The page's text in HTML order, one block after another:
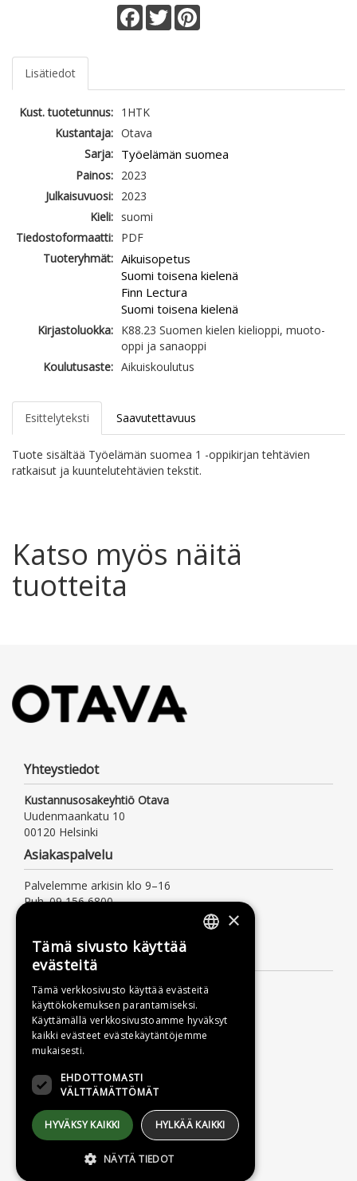
Facebook
Twitter
Lisätiedot
Kust. tuotetunnus: 1HTK
Kustantaja: Otava
Sarja: Työelämän suomea
Painos: 2023
Julkaisuvuosi: 2023
Kieli: suomi
Tiedostoformaatti: PDF
Tuoteryhmät: Aikuisopetus
Suomi toisena kielenä
Finn Lectura
Suomi toisena kielenä
Kirjastoluokka: K88.23 Suomen kielen kielioppi, muoto-
oppi ja sanaoppi
Koulutusaste: Aikuiskoulutus
Esittelyteksti Saavutettavuus
Tuote sisältää Työelämän suomea 1 -oppikirjan tehtävien
ratkaisut ja kuuntelutehtävien tekstit.
Katso myös näitä
tuotteita
Yhteystiedot
Kustannusosakeyhtiö Otava
Uudenmaankatu 10
00120 Helsinki
Asiakaspalvelu
Palvelemme arkisin klo 9–16
Puh. 09 156 6800
Lisätietoa
Toimitusehdot
Käyttöohjeet
Tietosuojaseloste
Saavutettavuusseloste
×
Tämä sivusto käyttää
evästeitä
Tämä verkkosivusto käyttää evästeitä
käyttökokemuksen parantamiseksi.
Käyttämällä verkkosivustoamme hyväksyt
kaikki evästeet evästekäytäntöjemme
mukaisesti.
EHDOTTOMASTI
VÄLTTÄMÄTTÖMÄT
HYVÄKSY KAIKKI HYLKÄÄ KAIKKI
NÄYTÄ TIEDOT